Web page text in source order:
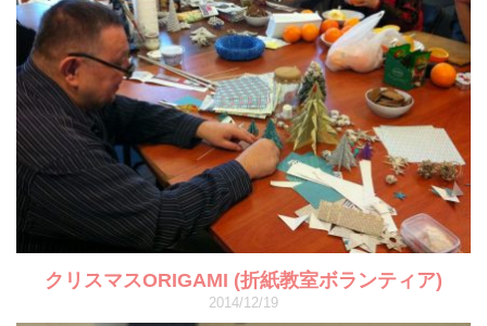
クリスマスORIGAMI (折紙教室ボランティア)
2014/12/19